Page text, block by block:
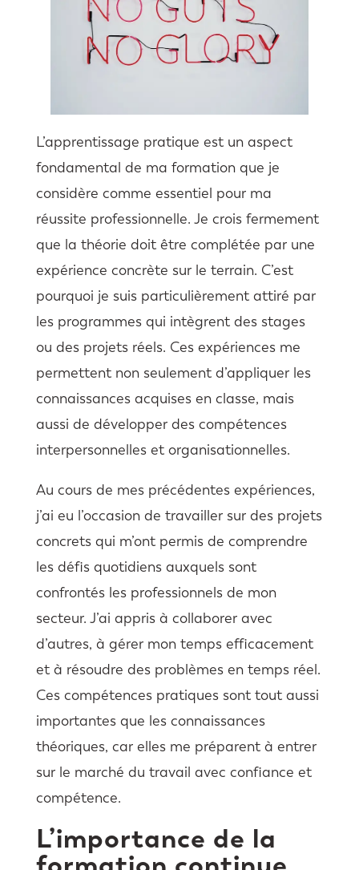
L’apprentissage pratique est un aspect
fondamental de ma formation que je
considère comme essentiel pour ma
réussite professionnelle. Je crois fermement
que la théorie doit être complétée par une
expérience concrète sur le terrain. C’est
pourquoi je suis particulièrement attiré par
les programmes qui intègrent des stages
ou des projets réels. Ces expériences me
permettent non seulement d’appliquer les
connaissances acquises en classe, mais
aussi de développer des compétences
interpersonnelles et organisationnelles.
Au cours de mes précédentes expériences,
j’ai eu l’occasion de travailler sur des projets
concrets qui m’ont permis de comprendre
les défis quotidiens auxquels sont
confrontés les professionnels de mon
secteur. J’ai appris à collaborer avec
d’autres, à gérer mon temps efficacement
et à résoudre des problèmes en temps réel.
Ces compétences pratiques sont tout aussi
importantes que les connaissances
théoriques, car elles me préparent à entrer
sur le marché du travail avec confiance et
compétence.
L’importance de la